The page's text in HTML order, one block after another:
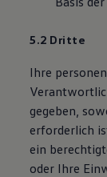
5.2 Dritte
Ihre
gegeben,
erforderlich
ein
oder Ihre